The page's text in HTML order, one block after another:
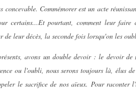
Commémorer est un acte
pourtant, comment leur faire
leur décès, la seconde fois lorsqu'on les
avons un double devoir : le devoir de
ou l'oubli, nous serons toujours là, élus
le sacrifice de nos aïeux. Pour raconter